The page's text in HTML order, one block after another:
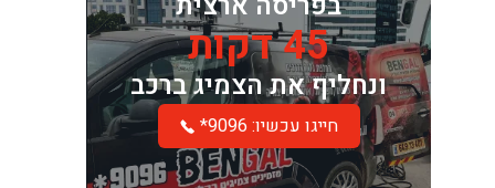
45 דקות
ונחליף את הצמיג ברכב
*חייגו עכשיו: 9096